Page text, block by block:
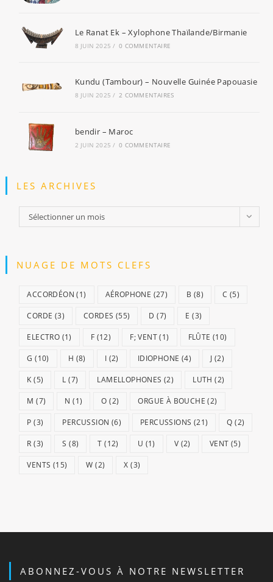
Le Ranat Ek – Xylophone Thaïlande/Birmanie
8 JUIN 2025 / 0 COMMENTAIRE
Kundu (Tambour) – Nouvelle Guinée Papouasie
8 JUIN 2025 / 2 COMMENTAIRES
bendir – Maroc
2 JUIN 2025 / 0 COMMENTAIRE
LES ARCHIVES
Sélectionner un mois
NUAGE DE MOTS CLEFS
ACCORDÉON (1) AÉROPHONE (27) B (8) C (5)
CORDE (3) CORDES (55) D (7) E (3)
ELECTRO (1) F (12) F; VENT(1) FLÛTE (10)
G (10) H (8) I (2) IDIOPHONE (4) J (2)
K (5) L (7) LAMELLOPHONES (2) LUTH (2)
M (7) N (1) O (2) ORGUE À BOUCHE (2)
P (3) PERCUSSION (6) PERCUSSIONS (21) Q (2)
R (3) S (8) T (12) U (1) V (2) VENT (5)
VENTS (15) W (2) X (3)
ABONNEZ-VOUS À NOTRE NEWSLETTER